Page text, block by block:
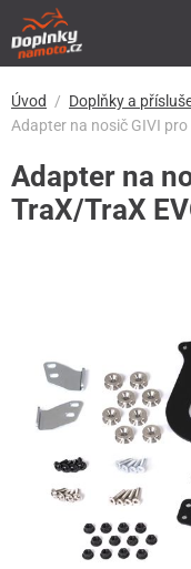
Úvod Doplňky a
Adapter na nosič GIVI
Adapter na
TraX/TraX